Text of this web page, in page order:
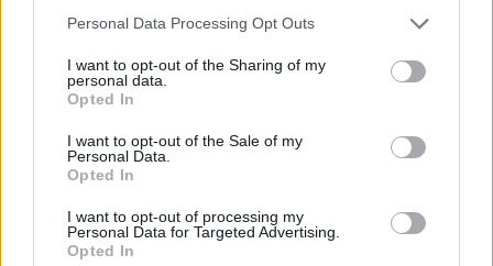
Personal Data Processing Opt Outs
I want to opt-out of the Sharing of my
personal data.
Opted In
I want to opt-out of the Sale of my
Personal Data.
Opted In
I want to opt-out of processing my
Personal Data for Targeted Advertising.
Opted In